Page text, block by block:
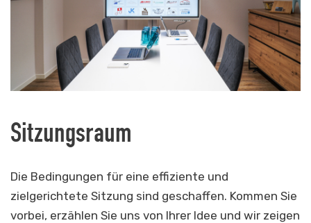
Sitzungsraum
Die Bedingungen für eine effiziente und
zielgerichtete Sitzung sind geschaffen. Kommen Sie
vorbei, erzählen Sie uns von Ihrer Idee und wir zeigen